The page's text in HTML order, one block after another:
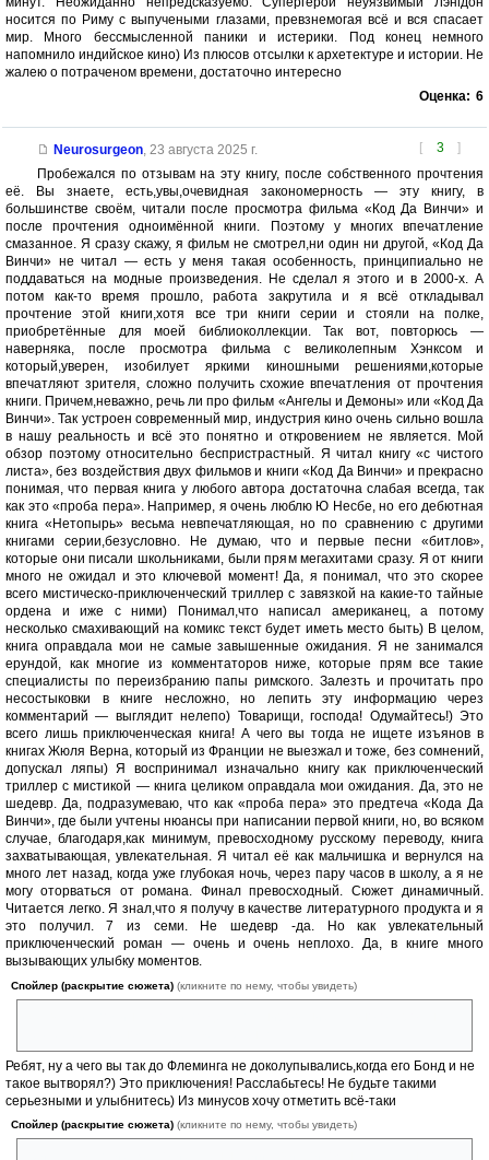
носится по Риму с выпучеными глазами, превзнемогая всё и вся спасает
мир. Много бессмысленной паники и истерики. Под конец немного
напомнило индийское кино) Из плюсов отсылки к архетектуре и истории. Не
жалею о потраченом времени, достаточно интересно
Оценка: 6
[ 3 ]
Neurosurgeon, 23 августа 2025 г.
Пробежался по отзывам на эту книгу, после собственного прочтения
её. Вы знаете, есть,увы,очевидная закономерность — эту книгу, в
большинстве своём, читали после просмотра фильма «Код Да Винчи» и
после прочтения одноимённой книги. Поэтому у многих впечатление
смазанное. Я сразу скажу, я фильм не смотрел,ни один ни другой, «Код Да
Винчи» не читал — есть у меня такая особенность, принципиально не
поддаваться на модные произведения. Не сделал я этого и в 2000-х. А
потом как-то время прошло, работа закрутила и я всё откладывал
прочтение этой книги,хотя все три книги серии и стояли на полке,
приобретённые для моей библиоколлекции. Так вот, повторюсь —
наверняка, после просмотра фильма с великолепным Хэнксом и
который,уверен, изобилует яркими киношными решениями,которые
впечатляют зрителя, сложно получить схожие впечатления от прочтения
книги. Причем,неважно, речь ли про фильм «Ангелы и Демоны» или «Код Да
Винчи». Так устроен современный мир, индустрия кино очень сильно вошла
в нашу реальность и всё это понятно и откровением не является. Мой
обзор поэтому относительно беспристрастный. Я читал книгу «с чистого
листа», без воздействия двух фильмов и книги «Код Да Винчи» и прекрасно
понимая, что первая книга у любого автора достаточна слабая всегда, так
как это «проба пера». Например, я очень люблю Ю Несбе, но его дебютная
книга «Нетопырь» весьма невпечатляющая, но по сравнению с другими
книгами серии,безусловно. Не думаю, что и первые песни «битлов»,
которые они писали школьниками, были прям мегахитами сразу. Я от книги
много не ожидал и это ключевой момент! Да, я понимал, что это скорее
всего мистическо-приключенческий триллер с завязкой на какие-то тайные
ордена и иже с ними) Понимал,что написал американец, а потому
несколько смахивающий на комикс текст будет иметь место быть) В целом,
книга оправдала мои не самые завышенные ожидания. Я не занимался
ерундой, как многие из комментаторов ниже, которые прям все такие
специалисты по переизбранию папы римского. Залезть и прочитать про
несостыковки в книге несложно, но лепить эту информацию через
комментарий — выглядит нелепо) Товарищи, господа! Одумайтесь!) Это
всего лишь приключенческая книга! А чего вы тогда не ищете изъянов в
книгах Жюля Верна, который из Франции не выезжал и тоже, без сомнений,
допускал ляпы) Я воспринимал изначально книгу как приключенческий
триллер с мистикой — книга целиком оправдала мои ожидания. Да, это не
шедевр. Да, подразумеваю, что как «проба пера» это предтеча «Кода Да
Винчи», где были учтены нюансы при написании первой книги, но, во всяком
случае, благодаря,как минимум, превосходному русскому переводу, книга
захватывающая, увлекательная. Я читал её как мальчишка и вернулся на
много лет назад, когда уже глубокая ночь, через пару часов в школу, а я не
могу оторваться от романа. Финал превосходный. Сюжет динамичный.
Читается легко. Я знал,что я получу в качестве литературного продукта и я
это получил. 7 из семи. Не шедевр -да. Но как увлекательный
приключенческий роман — очень и очень неплохо. Да, в книге много
вызывающих улыбку моментов.
Спойлер (раскрытие сюжета) (кликните по нему, чтобы увидеть)
Ребят, ну а чего вы так до Флеминга не доколупывались,когда его Бонд и не
такое вытворял?) Это приключения! Расслабьтесь! Не будьте такими
серьезными и улыбнитесь) Из минусов хочу отметить всё-таки
Спойлер (раскрытие сюжета) (кликните по нему, чтобы увидеть)